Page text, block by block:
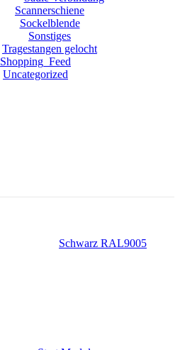
Scannerschiene
Sockelblende
Sonstiges
Tragestangen gelocht
Shopping_Feed
Uncategorized
Schwarz RAL9005